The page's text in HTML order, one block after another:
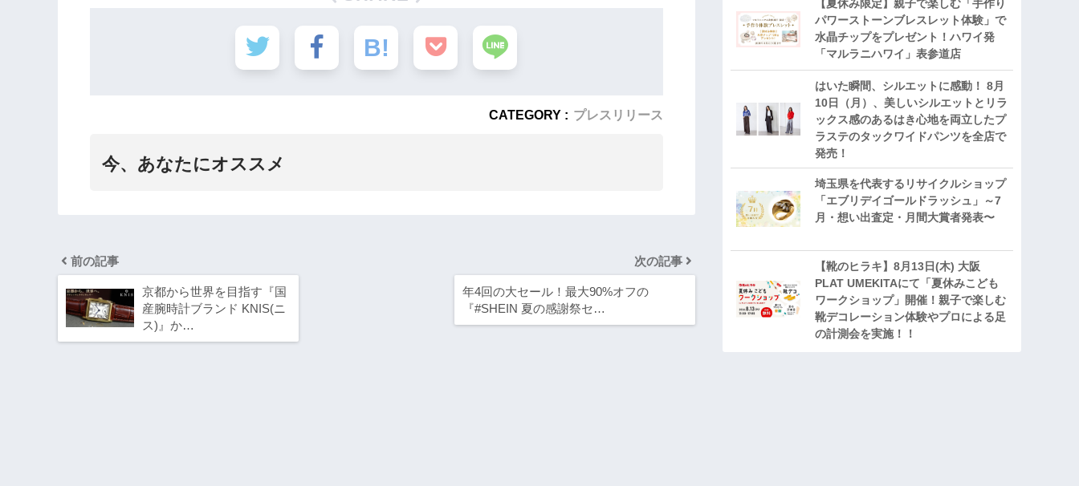
CATEGORY : プレスリリース
今、あなたにオススメ
前の記事
京都から世界を目指す『国
産腕時計ブランド KNIS(ニ
ス)』か…
次の記事
年4回の大セール！最大90%オフの
『#SHEIN 夏の感謝祭セ…
【夏休み限定】親子で楽しむ「手作り
パワーストーンブレスレット体験」で
水晶チップをプレゼント！ハワイ発
「マルラニハワイ」表参道店
はいた瞬間、シルエットに感動！ 8月
10日（月）、美しいシルエットとリラ
ックス感のあるはき心地を両立したプ
ラステのタックワイドパンツを全店で
発売！
埼玉県を代表するリサイクルショップ
「エブリデイゴールドラッシュ」～7
月・想い出査定・月間大賞者発表〜
【靴のヒラキ】8月13日(木) 大阪
PLAT UMEKITAにて「夏休みこども
ワークショップ」開催！親子で楽しむ
靴デコレーション体験やプロによる足
の計測会を実施！！